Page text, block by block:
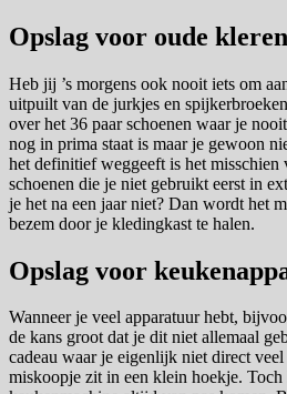
Opslag voor oude kleren
Heb jij ’s morgens ook nooit iets om
uitpuilt van de jurkjes en
over het 36 paar schoenen waar je
nog in prima staat is maar je gewoon
het definitief weggeeft is het misschien
schoenen die je niet gebruikt eerst in
je het na een jaar niet? Dan wordt het
bezem door je kledingkast te halen.
Opslag voor
Wanneer je veel apparatuur hebt,
de kans groot dat je dit niet allemaal
cadeau waar je eigenlijk niet direct veel
miskoopje zit in een klein hoekje. Toch